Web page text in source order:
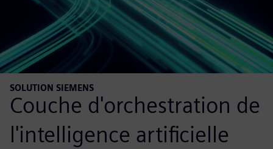
SOLUTION SIEMENS
Couche d'orchestration de
l'intelligence artificielle